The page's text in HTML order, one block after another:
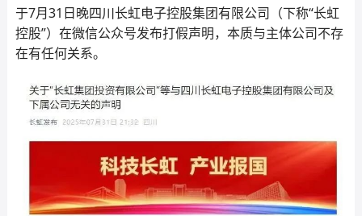
于7月31日晚四川长虹电子控股集团有限公司（下称“长虹
控股”）在微信公众号发布打假声明，本质与主体公司不存
在有任何关系。